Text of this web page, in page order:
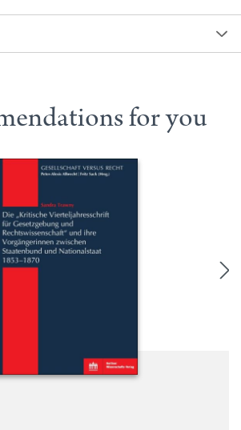
for you